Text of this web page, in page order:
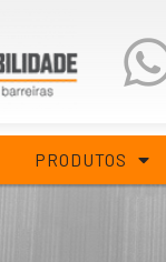
PRODUTOS